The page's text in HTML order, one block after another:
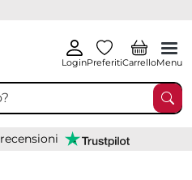
LoginPreferitiCarrelloMenu
recensioni